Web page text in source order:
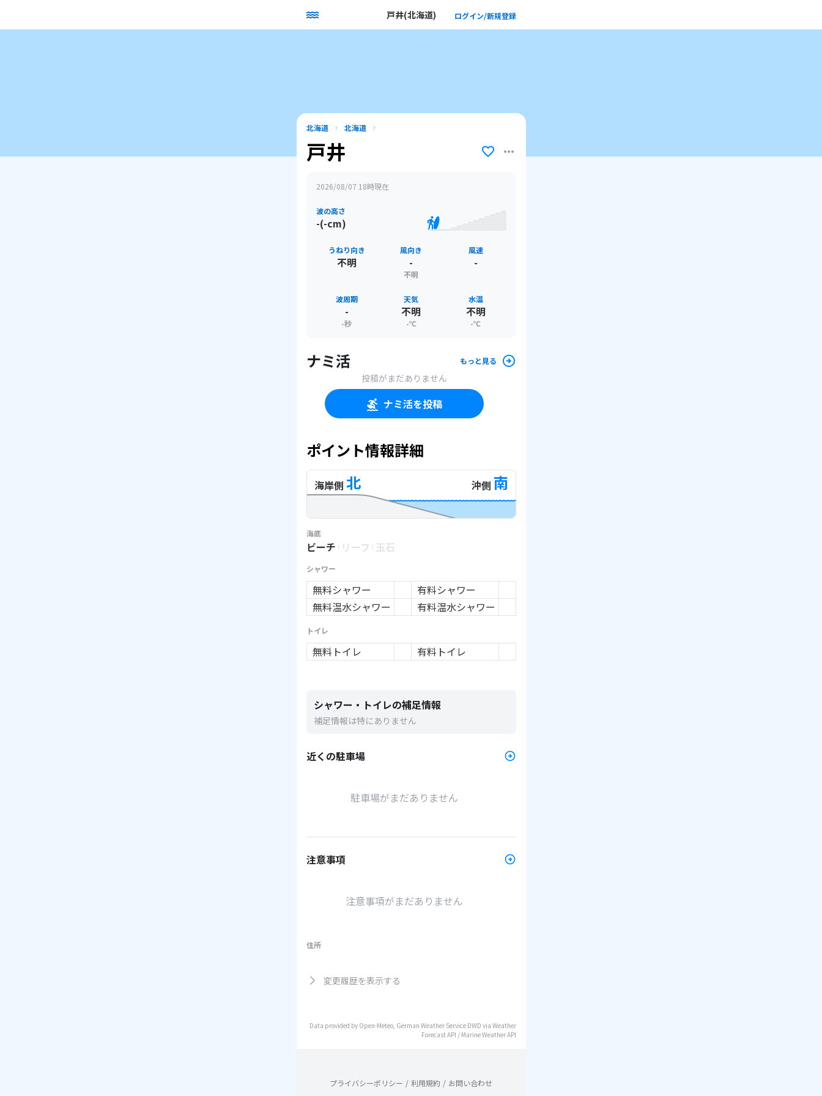
戸井(北海道) ログイン/新規登録
北海道 北海道
戸井
2026/08/07 18時現在
波の高さ
-(-cm)
うねり向き
不明
風向き
-
不明
風速
-
波周期
-
-秒
天気
不明
-℃
水温
不明
-℃
ナミ活 もっと見る
投稿がまだありません
ナミ活を投稿
ポイント情報詳細
海岸側 北 沖側 南
海底
ビーチ リーフ 玉石
シャワー
無料シャワー
有料シャワー
無料温水シャワー
有料温水シャワー
トイレ
無料トイレ 有料トイレ
シャワー・トイレの補足情報
補足情報は特にありません
近くの駐車場
駐車場がまだありません
注意事項
注意事項がまだありません
住所
変更履歴を表示する
Data provided by Open-Meteo, German Weather Service DWD via Weather
Forecast API / Marine Weather API
プライバシーポリシー / 利用規約 / お問い合わせ